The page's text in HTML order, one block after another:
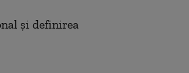
şi definirea